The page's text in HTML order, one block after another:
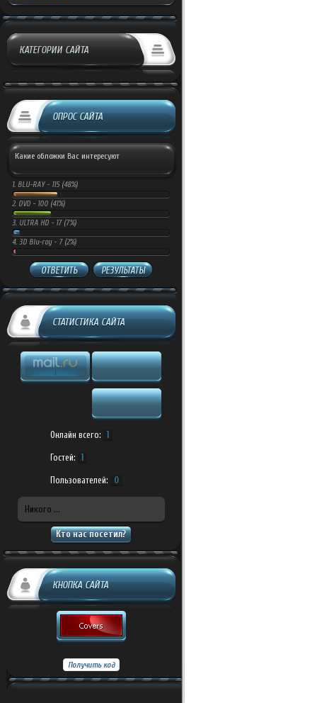
КАТЕГОРИИ САЙТА
ОПРОС САЙТА
Какие обложки Вас интересуют
1. BLU-RAY - 115 (48%)
2. DVD - 100 (41%)
3. ULTRA HD - 17 (7%)
4. 3D Blu-ray - 7 (2%)
ОТВЕТИТЬ РЕЗУЛЬТАТЫ
СТАТИСТИКА САЙТА
Онлайн всего: 1
Гостей: 1
Пользователей: 0
Никого ...
Кто нас посетил?
КНОПКА САЙТА